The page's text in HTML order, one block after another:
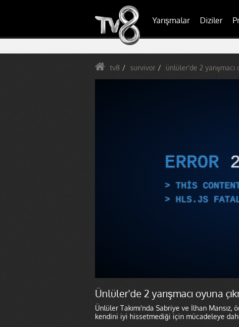
Yarışmalar Diziler
tv8 survivor ünlüler'de 2 yarışmacı
ERROR
THIS
HLS.JS
Ünlüler'de 2 yarışmacı oyuna
Ünlüler Takımı'nda Sabriye ve İlhan Mansız,
kendini iyi hissetmediği için mücadeleye